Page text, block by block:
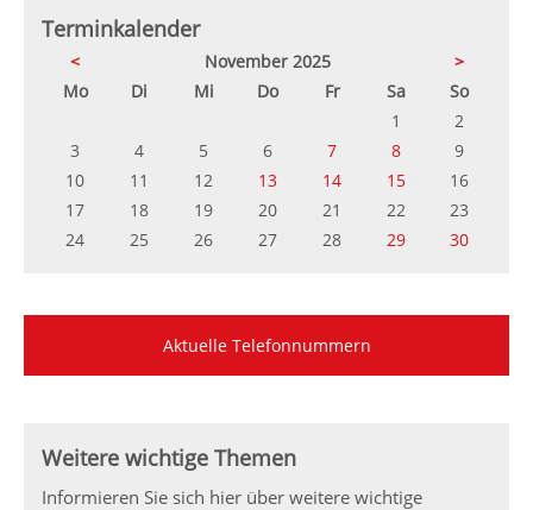
Terminkalender
< November 2025
>
Montag Di enstagMittwochDonnerstag
Freitag SamstagSonntag
1
2
3
4 5 6 7 8
9
10
11 12 13 14 15
16
17
18 19 20 21 22
23
24
25 26 27 28 29 30
Aktuelle Telefonnummern
Weitere wichtige Themen
Informieren Sie sich hier über weitere wichtige